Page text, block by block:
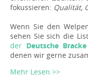
fokussieren: Qualität,
Wenn Sie den
sehen Sie sich die
der Deutsche
denen wir gerne
Mehr Lesen >>